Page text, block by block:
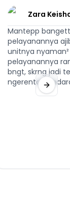
Zara
Mantepp
pelayanannya
unitnya
pelayanannya
bngt, skrng jadi
ngerental